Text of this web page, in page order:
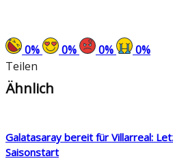
0% 0% 0% 0%
Teilen
Ähnlich
Galatasaray bereit für Villarreal:
Saisonstart